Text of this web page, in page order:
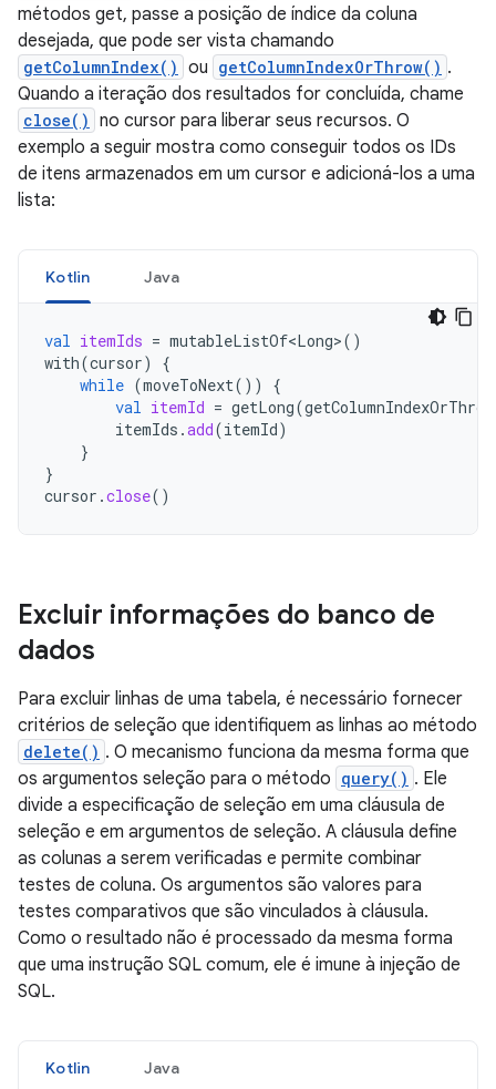
métodos get, passe a posição de índice da coluna
desejada, que pode ser vista chamando
getColumnIndex() ou getColumnIndexOrThrow() .
Quando a iteração dos resultados for concluída, chame
close() no cursor para liberar seus recursos. O
exemplo a seguir mostra como conseguir todos os IDs
de itens armazenados em um cursor e adicioná-los a uma
lista:
Kotlin Java
val itemIds = mutableListOf<Long>()
with(cursor)
{
while (moveToNext())
{
val itemId = getLong(getColumnIndexOrThrow
itemIds .add(itemId)
}
}
cursor .close()
Excluir informações do banco de
dados
Para excluir linhas de uma tabela, é necessário fornecer
critérios de seleção que identifiquem as linhas ao método
delete() . O mecanismo funciona da mesma forma que
os argumentos seleção para o método query() . Ele
divide a especificação de seleção em uma cláusula de
seleção e em argumentos de seleção. A cláusula define
as colunas a serem verificadas e permite combinar
testes de coluna. Os argumentos são valores para
testes comparativos que são vinculados à cláusula.
Como o resultado não é processado da mesma forma
que uma instrução SQL comum, ele é imune à injeção de
SQL.
Kotlin Java